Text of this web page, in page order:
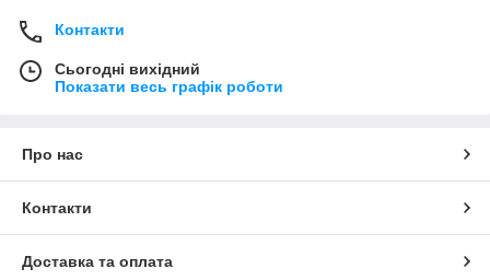
Контакти
Сьогодні вихідний
Показати весь графік роботи
Про нас
Контакти
Доставка та оплата